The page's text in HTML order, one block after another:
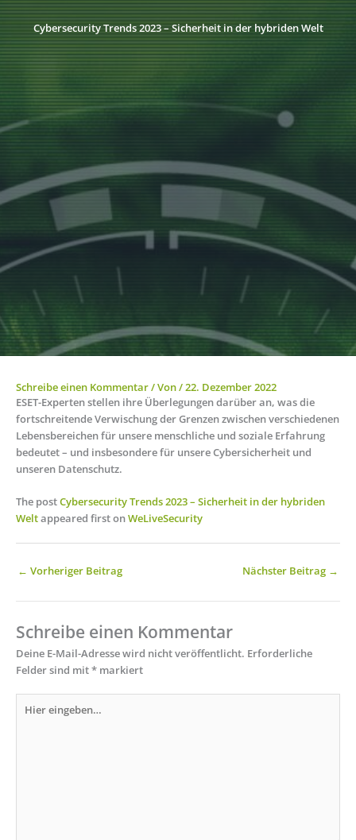
Cybersecurity Trends 2023 – Sicherheit in der hybriden Welt
Schreibe einen Kommentar/ Von/22. Dezember 2022
ESET-Experten stellen ihre Überlegungen darüber an, was die
fortschreitende Verwischung der Grenzen zwischen verschiedenen
Lebensbereichen für unsere menschliche und soziale Erfahrung
bedeutet – und insbesondere für unsere Cybersicherheit und
unseren Datenschutz.
The postCybersecurity Trends 2023 – Sicherheit in der hybriden
Weltappeared first onWeLiveSecurity
← Vorheriger Beitrag Nächster Beitrag →
Schreibe einen Kommentar
Deine E-Mail-Adresse wird nicht veröffentlicht. Erforderliche
Felder sind mit* markiert
eingeben…